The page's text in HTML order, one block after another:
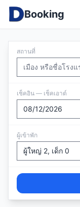
Booking
สถานที่
เช็คอิน — เช็คเอาต์
ผู้เข้าพัก